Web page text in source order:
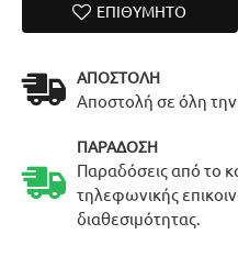
ΕΠΙΘΥΜΗΤΌ
ΑΠΟΣΤΟΛΉ
Αποστολή σε όλη
ΠΑΡΆΔΟΣΗ
Παραδόσεις από το
τηλεφωνικής
διαθεσιμότητας.